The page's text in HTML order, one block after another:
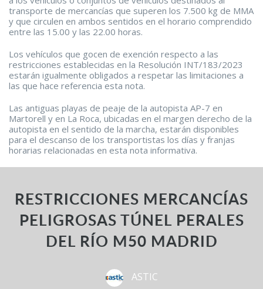
transporte de mercancías que superen los 7.500 kg de MMA
y que circulen en ambos sentidos en el horario comprendido
entre las 15.00 y las 22.00 horas.
Los vehículos que gocen de exención respecto a las
restricciones establecidas en la Resolución INT/183/2023
estarán igualmente obligados a respetar las limitaciones a
las que hace referencia esta nota.
Las antiguas playas de peaje de la autopista AP-7 en
Martorell y en La Roca, ubicadas en el margen derecho de la
autopista en el sentido de la marcha, estarán disponibles
para el descanso de los transportistas los días y franjas
horarias relacionadas en esta nota informativa.
RESTRICCIONES MERCANCÍAS
PELIGROSAS TÚNEL PERALES
DEL RÍO M50 MADRID
ASTIC